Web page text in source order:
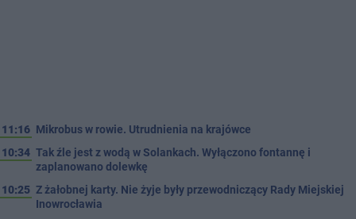
11:16 Mikrobus w rowie. Utrudnienia na krajówce
10:34 Tak źle jest z wodą w Solankach. Wyłączono fontannę i
zaplanowano dolewkę
10:25 Z żałobnej karty. Nie żyje były przewodniczący Rady Miejskiej
Inowrocławia